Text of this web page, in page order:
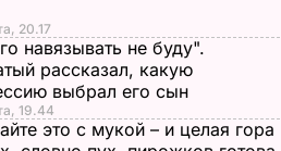
20.17
навязывать не буду".
рассказал, какую
выбрал его сын
19.44
это с мукой – и целая гора